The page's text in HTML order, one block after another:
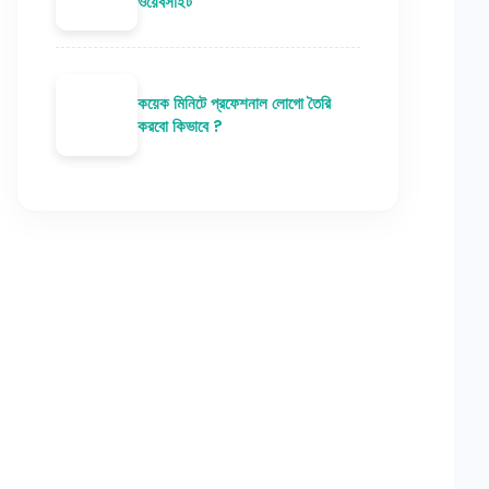
কয়েক মিনিটে প্রফেশনাল লোগো তৈরি
করবো কিভাবে ?